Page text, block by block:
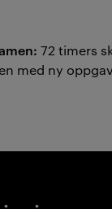
72 timers
med ny